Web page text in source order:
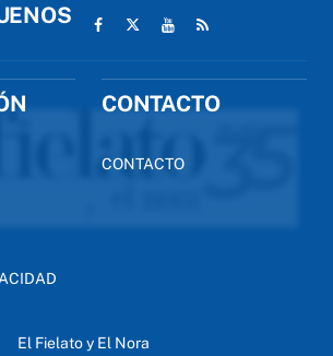
CONTACTO
CONTACTO
El Fielato y El Nora